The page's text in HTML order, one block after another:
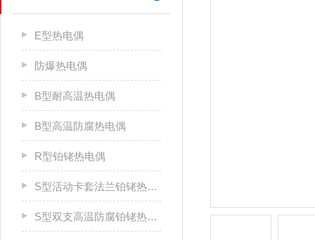
E型热电偶
防爆热电偶
B型耐高温热电偶
B型高温防腐热电偶
R型铂铑热电偶
S型活动卡套法兰铂铑热电偶
S型双支高温防腐铂铑热电偶